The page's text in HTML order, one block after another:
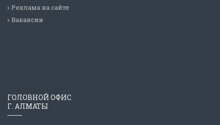
Реклама на сайте
Вакансии
ГОЛОВНОЙ ОФИС
Г. АЛМАТЫ